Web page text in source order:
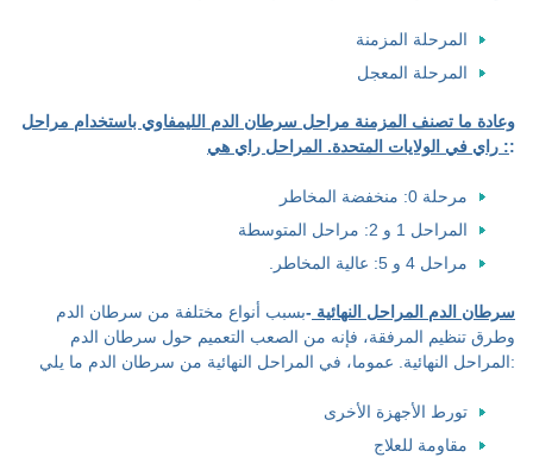
المرحلة المزمنة
المرحلة المعجل
وعادة ما تصنف المزمنة مراحل سرطان الدم الليمفاوي باستخدام مراحل
راي في الولايات المتحدة. المراحل راي هي ::
مرحلة 0: منخفضة المخاطر
المراحل 1 و 2: مراحل المتوسطة
مراحل 4 و 5: عالية المخاطر.
سرطان الدم المراحل النهائية -بسبب أنواع مختلفة من سرطان الدم
وطرق تنظيم المرفقة، فإنه من الصعب التعميم حول سرطان الدم
المراحل النهائية. عموما، في المراحل النهائية من سرطان الدم ما يلي:
تورط الأجهزة الأخرى
مقاومة للعلاج